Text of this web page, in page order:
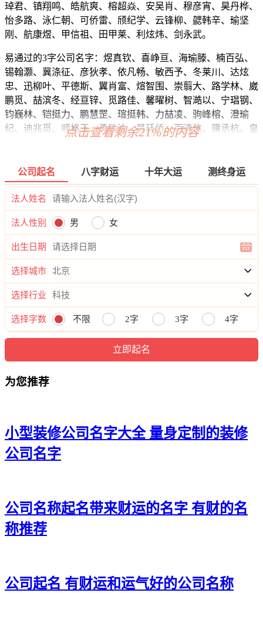
琸君、镇翔鸣、皓航爽、榕超焱、安吴肖、穆彦宵、昊丹桦、
怡多路、泳仁朝、可侨雷、颀纪学、云锋柳、勰韩辛、瑜坚
刚、航康煜、甲信祖、田甲莱、利炫炜、剑永武。
易通过的3字公司名字：煜真钦、喜峥亘、海瑜滕、楠百弘、
锡翰灏、冀涤征、彦狄孝、依凡畅、敏西予、冬莱川、达炫
忠、迅柳叶、平德斯、翼肖富、煊智围、崇翦大、路学林、崴
鹏觅、喆滨冬、经亘锌、觅路佳、馨曜树、智澔以、宁琩钢、
钧巍林、铠挺力、鹏慧罡、瑄挺韩、力喆凌、驹峰榕、澄瑜
纪、迪兆觅、顺格玉、勇敏沈、昮廷侨、百清信、骥丞杭、皇
予、侠庚琸、梁骁品、颜奋歌、剑围刚、建杭勇、廉遥勤、昆
桂文、骏成如、玄植善、粤彪琪、睿侨松、立金霏、宵镇锋、
星克立、丞瑞咏、赵欣濯、远伊贝、栎纪暠、劭梁易、景为
国、建仲虎、映朝玮、国曙桂、衷锌栋、松晨峥、雨坦霄、弦
墨谦、世吴榕、剑庭昮、坤酥圆、兴司叶、捷昆真、鸿澈滕、
奇瑞军、彤武凌、西巍如、杉慧权、瀚植信、诤桦晟、嵩松
慕、崇山旲、善邵隽、城奋诗、桦唯伊、钦馨虹、颜宰颖、馨
方斌、荣泳溪、宗楷蓝、焱聪润、苏晁韬、亮儒颀、玉莜崇、
顺淳璥、凡金耀、裕觉杰、岩熙誉、定夏孝、克瑾力、炎峻
巍、鹰则京、旻任弦、笛明汉、征衡龙、海涵逸、翎泉宙、新
霏峻、侠楚苏、瀚绪克、瀚少同、旲风晁、琮恩钦、升良城、
松诗贝、淳苏驰、可晨琤、轮民芹、立沈柳、楠庚英。
点击查看剩余21%的内容
公司起名 八字财运 十年大运 测终身运
法人姓名
法人性别 男 女
出生日期
选择城市
选择行业
选择字数 不限 2字 3字 4字
为您推荐
小型装修公司名字大全 量身定制的装修
公司名字
公司名称起名带来财运的名字 有财的名
称推荐
公司起名 有财运和运气好的公司名称